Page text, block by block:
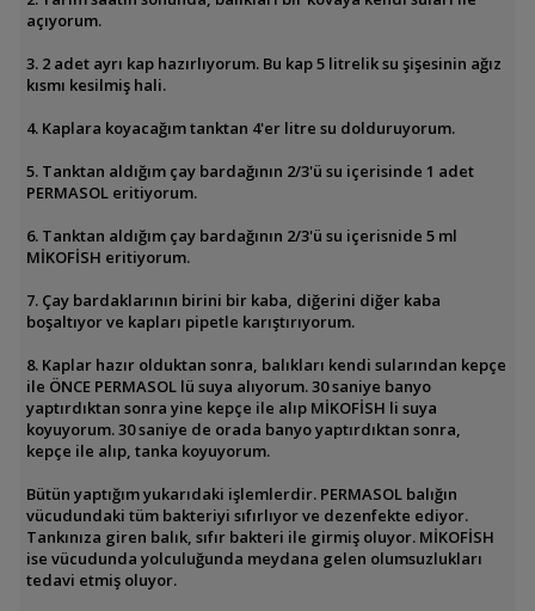
açıyorum.
3. 2 adet ayrı kap hazırlıyorum. Bu kap 5 litrelik su şişesinin ağız
kısmı kesilmiş hali.
4. Kaplara koyacağım tanktan 4'er litre su dolduruyorum.
5. Tanktan aldığım çay bardağının 2/3'ü su içerisinde 1 adet
PERMASOL eritiyorum.
6. Tanktan aldığım çay bardağının 2/3'ü su içerisnide 5 ml
MİKOFİSH eritiyorum.
7. Çay bardaklarının birini bir kaba, diğerini diğer kaba
boşaltıyor ve kapları pipetle karıştırıyorum.
8. Kaplar hazır olduktan sonra, balıkları kendi sularından kepçe
ile ÖNCE PERMASOL lü suya alıyorum. 30 saniye banyo
yaptırdıktan sonra yine kepçe ile alıp MİKOFİSH li suya
koyuyorum. 30 saniye de orada banyo yaptırdıktan sonra,
kepçe ile alıp, tanka koyuyorum.
Bütün yaptığım yukarıdaki işlemlerdir. PERMASOL balığın
vücudundaki tüm bakteriyi sıfırlıyor ve dezenfekte ediyor.
Tankınıza giren balık, sıfır bakteri ile girmiş oluyor. MİKOFİSH
ise vücudunda yolculuğunda meydana gelen olumsuzlukları
tedavi etmiş oluyor.